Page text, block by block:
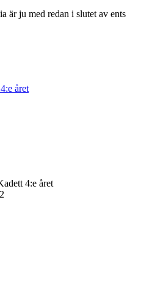
är ju med redan i slutet av ents